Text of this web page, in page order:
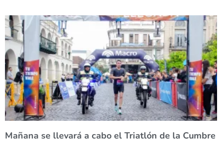
Mañana se llevará a cabo el Triatlón de la Cumbre